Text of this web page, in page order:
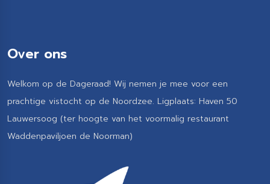
Over ons
Welkom op de Dageraad! Wij nemen je mee voor een
prachtige vistocht op de Noordzee. Ligplaats: Haven 50
Lauwersoog (ter hoogte van het voormalig restaurant
Waddenpaviljoen de Noorman)